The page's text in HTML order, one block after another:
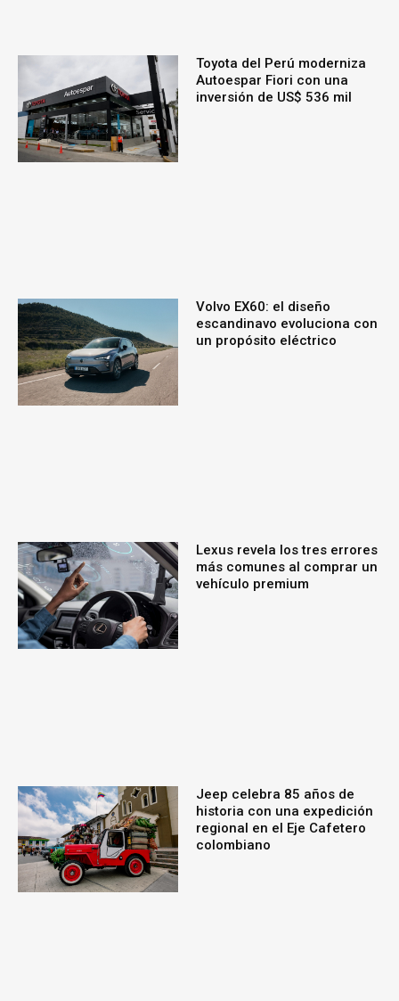
Toyota del Perú moderniza
Autoespar Fiori con una
inversión de US$ 536 mil
Volvo EX60: el diseño
escandinavo evoluciona con
un propósito eléctrico
Lexus revela los tres errores
más comunes al comprar un
vehículo premium
Jeep celebra 85 años de
historia con una expedición
regional en el Eje Cafetero
colombiano